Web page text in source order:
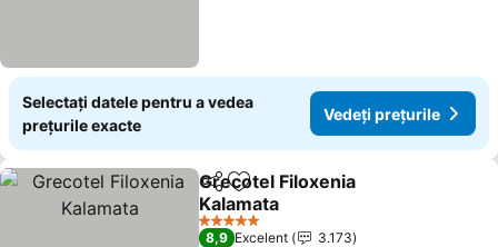
Selectați datele pentru a vedea
prețurile exacte
Vedeți prețurile
DistribuițiAdăugaţi la favorite
Grecotel Filoxenia
Kalamata
5 Stele
8,9 Excelent
3.173